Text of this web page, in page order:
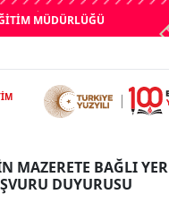
MÜDÜRLÜĞÜ
MAZERETE BAĞLI YER
DUYURUSU